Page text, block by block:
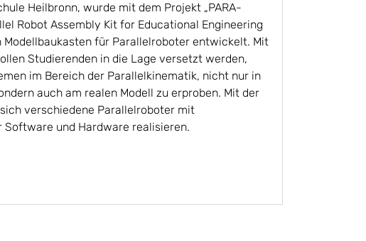
Heilbronn, wurde mit dem Projekt „PARA-
Robot Assembly Kit for Educational Engineering
Modellbaukasten für Parallelroboter entwickelt. Mit
Studierenden in die Lage versetzt werden,
im Bereich der Parallelkinematik, nicht nur in
auch am realen Modell zu erproben. Mit der
verschiedene Parallelroboter mit
und Hardware realisieren.